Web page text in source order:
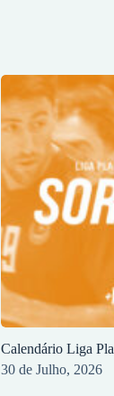
Calendário Liga
30 de Julho, 2026